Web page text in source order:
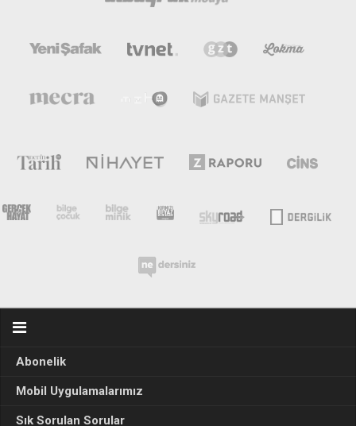
Abonelik
Mobil Uygulamalarımız
Sık Sorulan Sorular